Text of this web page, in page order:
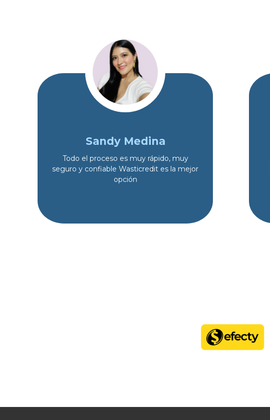
Sandy Medina
Todo el proceso es muy rápido, muy
seguro y confiable Wasticredit es la mejor
opción